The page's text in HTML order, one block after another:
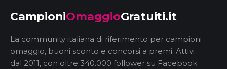
CampioniOmaggioGratuiti.it
La community italiana di riferimento per campioni
omaggio, buoni sconto e concorsi a premi. Attivi
dal 2011, con oltre 340.000 follower su Facebook.